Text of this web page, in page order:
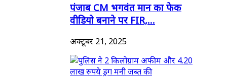
पंजाब CM भगवंत मान का फेक
वीडियो बनाने पर FIR,...
अक्टूबर 21, 2025